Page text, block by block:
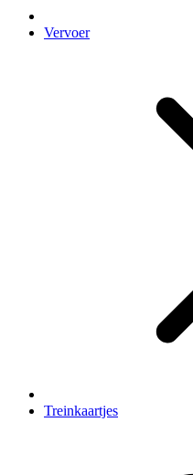
Vervoer
Treinkaartjes